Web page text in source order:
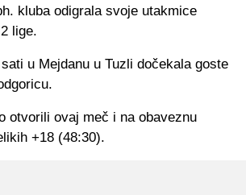
kluba odigrala svoje utakmice
lige.
u Mejdanu u Tuzli dočekala goste
otvorili ovaj meč i na obaveznu
+18 (48:30).